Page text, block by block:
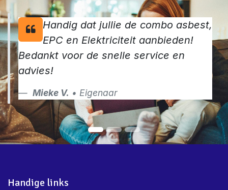
Handig dat jullie de combo asbest,
EPC en Elektriciteit aanbieden!
Bedankt voor de snelle service en
advies!
Mieke V. • Eigenaar
Handige links